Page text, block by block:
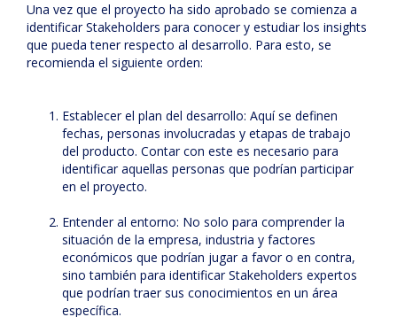
Una vez que el proyecto ha sido aprobado se comienza a
identificar Stakeholders para conocer y estudiar los insights
que pueda tener respecto al desarrollo. Para esto, se
recomienda el siguiente orden:
Establecer el plan del desarrollo: Aquí se definen
fechas, personas involucradas y etapas de trabajo
del producto. Contar con este es necesario para
identificar aquellas personas que podrían participar
en el proyecto.
Entender al entorno: No solo para comprender la
situación de la empresa, industria y factores
económicos que podrían jugar a favor o en contra,
sino también para identificar Stakeholders expertos
que podrían traer sus conocimientos en un área
específica.